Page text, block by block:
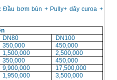
Đầu bơm bùn + Pully+ dây curoa +
DN80
DN100
350,000
450,000
1,500,000
2,500,000
350,000
450,000
9,900,000
17,500,000
1,950,000 3,500,000